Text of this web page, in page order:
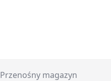
Przenośny magazyn